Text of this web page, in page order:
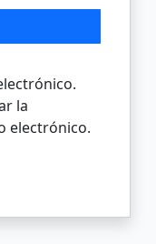
la
electrónico.